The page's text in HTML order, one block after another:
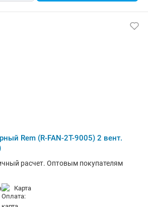
Rem (R-FAN-2T-9005) 2 вент.
расчет. Оптовым покупателям
карта